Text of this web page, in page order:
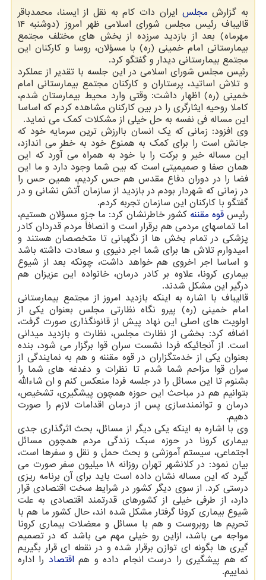
به گزارش مجلس ایران دات کام به نقل از ایسنا، محمدباقر
قالیباف رئیس مجلس شورای اسلامی ظهر امروز (دوشنبه ۱۴
مهرماه) بعد از بازدید سرزده از بخش های مختلف مجتمع
بیمارستانی امام خمینی (ره) با مسؤلان، روسا و کارکنان این
مجتمع بیمارستانی دیدار و گفتگو کرد.
رئیس مجلس شورای اسلامی در این جلسه با تقدیر از عملکرد
و تلاش اساتید، پرستاران و کارکنان مجتمع بیمارستانی امام
خمینی (ره) اظهار داشت: وقتی وارد محیط بیمارستان شدم،
کاملا روحیه ایثارگری را در بین کارکنان مشاهده کردم که اساسا
این مساله فی نفسه به حل خیلی از مشکلات کمک می نماید.
وی افزود: زمانی که یک انسان باارزش ترین سرمایه خود که
جانش است را برای کمک به همنوع خود به خطر می اندازد،
این مساله خیر و برکت را با خود به همراه می آورد که این
همان صفا و صمیمیتی است که بین شما وجود دارد و ما این
فضا را در دوران دفاع مقدس هم حس کردیم، همین حس را
در زمانی که شهردار بودم در بازدید از سازمان آتش نشانی و در
گفتگو با کارکنان این سازمان تجربه کردم.
رئیسقوه مقننه کشور خاطرنشان کرد: ما جزو مسؤلان هستیم،
اما تماسهای مردمی هم برقرار است و انصافاً مردم قدردان کادر
پزشکی در تمام بخش ها از نگهبانی تا متخصصان هستند و
امیدوارم تلاش ها برای شما اجر دنیوی و سعادت داشته باشد
و اساسا اجر اخروی هم خواهد داشت، چونکه بعد از شیوع
بیماری کرونا، علاوه بر کادر درمان، خانواده این عزیزان هم
درگیر این مشکل شدند.
قالیباف با اشاره به اینکه بازدید امروز از مجتمع بیمارستانی
امام خمینی (ره) پیرو نگاه نظارتی مجلس بعنوان یکی از
اولویت های اصلی این نهاد پیش از قانونگذاری صورت گرفت،
اضافه کرد: بخشی از نظارت مجلس، نظارت و بازدید میدانی
است. از آنجائیکه فردا نشست سران قوا برگزار می شود، بنده
بعنوان یکی از خدمتگزاران در قوه مقننه و هم به نمایندگی از
سران قوا مزاحم شما شدم تا نظرات و دغدغه های شما را
بشنوم تا این مسائل را در جلسه فردا منعکس کنم و ان شاءالله
بتوانیم هم در مباحث این حوزه همچون پیشگیری، تشخیص،
درمان و توانمندسازی پس از درمان اقدامات لازم را صورت
دهیم.
وی با اشاره به اینکه یکی دیگر از مسائل، بحث اثرگذاری جدی
بیماری کرونا در حوزه سبک زندگی مردم همچون مسائل
اجتماعی، سیستم آموزشی و بحث حمل و نقل و سفرها است،
بیان نمود: در کلانشهر تهران روزانه ۱۸ میلیون سفر صورت می
گیرد که این مساله نشان داده است باید برای آن برنامه ریزی
درستی کرد. از سوی دیگر کشور در شرایط سخت اقتصادی قرار
دارد، از طرفی خیلی از کشورهای قدرتمند اقتصادی به علت
شیوع بیماری کرونا گرفتار مشکل شده اند، حال کشور ما هم با
تحریم ها روبروست و هم با مسائل و معضلات بیماری کرونا
مواجه می باشد، ازاین رو خیلی مهم می باشد که در تصمیم
گیری ها بگونه ای توازن برقرار شده و در نقطه ای قرار بگیریم
که هم پیشگیری را درست انجام داده و هم اقتصاد را اداره
نماییم.